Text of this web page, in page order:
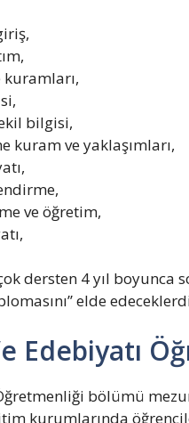
bilgisi,
kuram ve yaklaşımları,
ve öğretim,
dersten 4 yıl
elde
Edebiyatı
bölümü
kurumlarında